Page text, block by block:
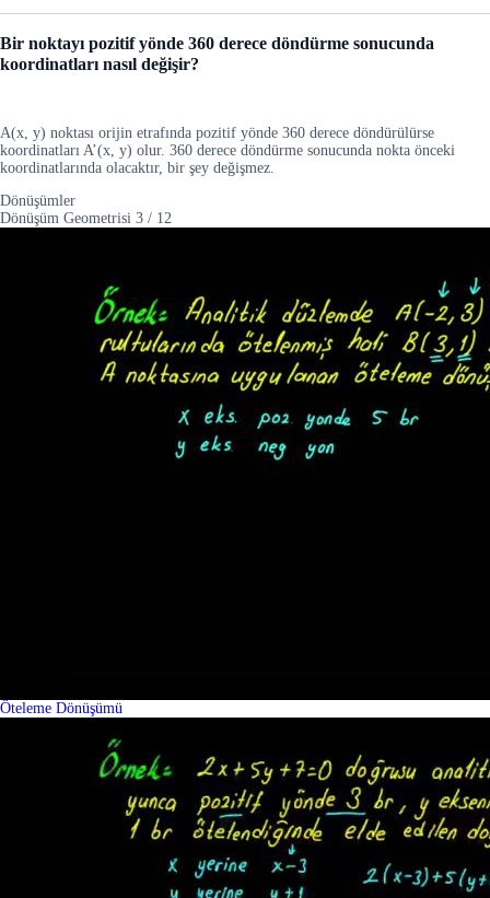
Bir noktayı pozitif yönde 360 derece döndürme sonucunda
koordinatları nasıl değişir?
A(x, y) noktası orijin etrafında pozitif yönde 360 derece döndürülürse
koordinatları A’(x, y) olur. 360 derece döndürme sonucunda nokta önceki
koordinatlarında olacaktır, bir şey değişmez.
Dönüşümler
Dönüşüm Geometrisi 3 / 12
Öteleme Dönüşümü